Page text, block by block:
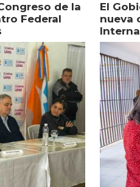
de la
Federal
El
nueva